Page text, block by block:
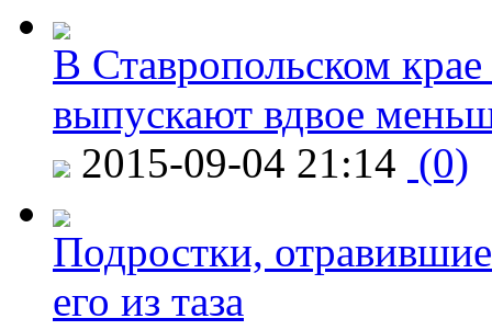
В Ставропольском
выпускают вдвое
2015-09-04 21:14 (0)
Подростки,
его из таза